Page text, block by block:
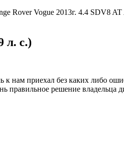
Rover Vogue 2013г. 4.4 SDV8
л. с.)
нам приехал без каких либо
правильное решение владельца